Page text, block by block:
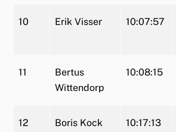
10 Erik Visser 10:07:57
11
Bertus
Wittendorp
10:08:15
12 Boris Kock 10:17:13